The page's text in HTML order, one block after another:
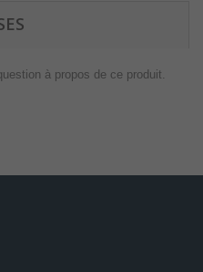
à propos de ce produit.